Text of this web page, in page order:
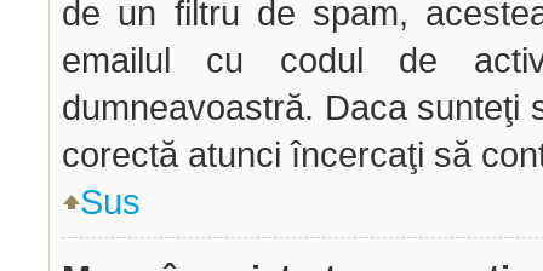
de un filtru de spam,
emailul cu codul de
dumneavoastră. Daca sunteţi
corectă atunci încercaţi să
Sus